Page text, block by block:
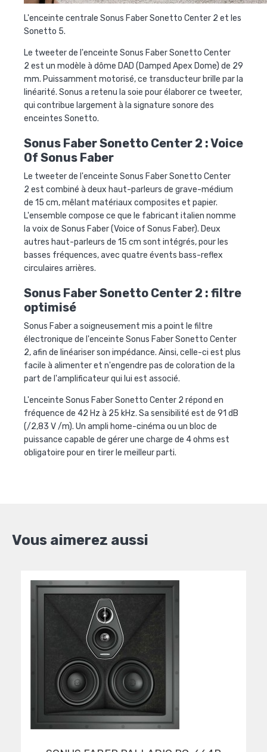
L'enceinte centrale Sonus Faber Sonetto Center 2 et les
Sonetto 5.
Le tweeter de l'enceinte Sonus Faber Sonetto Center
2 est un modèle à dôme DAD (Damped Apex Dome) de 29
mm. Puissamment motorisé, ce transducteur brille par la
linéarité. Sonus a retenu la soie pour élaborer ce tweeter,
qui contribue largement à la signature sonore des
enceintes Sonetto.
Sonus Faber Sonetto Center 2 : Voice
Of Sonus Faber
Le tweeter de l'enceinte Sonus Faber Sonetto Center
2 est combiné à deux haut-parleurs de grave-médium
de 15 cm, mêlant matériaux composites et papier.
L'ensemble compose ce que le fabricant italien nomme
la voix de Sonus Faber (Voice of Sonus Faber). Deux
autres haut-parleurs de 15 cm sont intégrés, pour les
basses fréquences, avec quatre évents bass-reflex
circulaires arrières.
Sonus Faber Sonetto Center 2 : filtre
optimisé
Sonus Faber a soigneusement mis a point le filtre
électronique de l'enceinte Sonus Faber Sonetto Center
2, afin de linéariser son impédance. Ainsi, celle-ci est plus
facile à alimenter et n'engendre pas de coloration de la
part de l'amplificateur qui lui est associé.
L'enceinte Sonus Faber Sonetto Center 2 répond en
fréquence de 42 Hz à 25 kHz. Sa sensibilité est de 91 dB
(/2,83 V /m). Un ampli home-cinéma ou un bloc de
puissance capable de gérer une charge de 4 ohms est
obligatoire pour en tirer le meilleur parti.
Vous aimerez aussi